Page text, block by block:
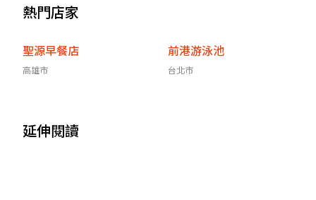
熱門店家
聖源早餐店
高雄市
前港游泳池
台北市
延伸閱讀